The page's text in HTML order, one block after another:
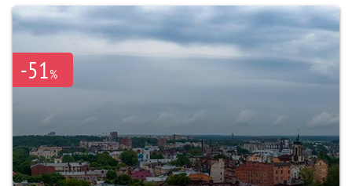
-51%